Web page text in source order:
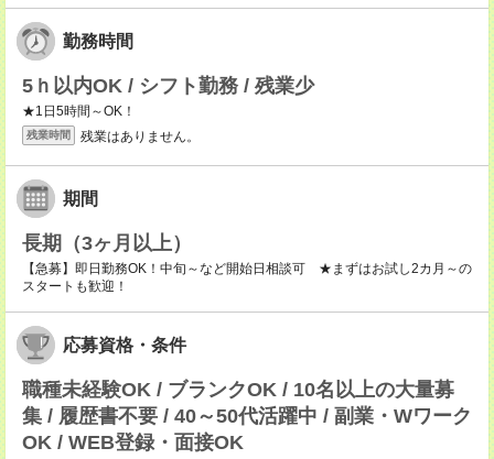
勤務時間
5ｈ以内OK / シフト勤務 / 残業少
★1日5時間～OK！
残業時間 残業はありません。
期間
長期（3ヶ月以上）
【急募】即日勤務OK！中旬～など開始日相談可 ★まずはお試し2カ月～の
スタートも歓迎！
応募資格・条件
職種未経験OK / ブランクOK / 10名以上の大量募
集 / 履歴書不要 / 40～50代活躍中 / 副業・Wワーク
OK / WEB登録・面接OK